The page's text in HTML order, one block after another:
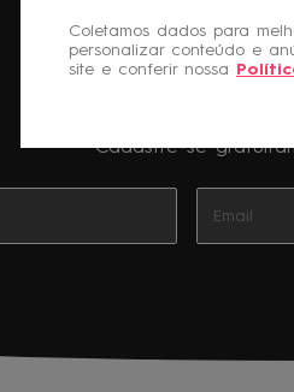
Coletamos dados para
personalizar conteúdo e
site e conferir nossa
Cadastre-se